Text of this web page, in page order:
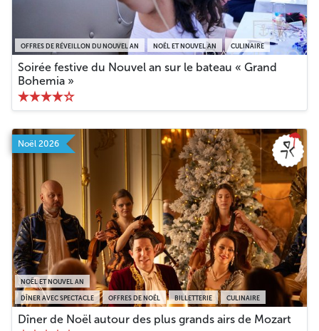
OFFRES DE RÉVEILLON DU NOUVEL AN NOËL ET NOUVEL AN CULINAIRE
Soirée festive du Nouvel an sur le bateau « Grand
Bohemia »
Noël 2026
DÎNER AVEC SPECTACLE OFFRES DE NOËL BILLETTERIE CULINAIRE
NOËL ET NOUVEL AN
Dîner de Noël autour des plus grands airs de Mozart